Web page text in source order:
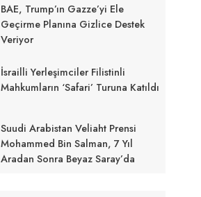
BAE, Trump’ın Gazze’yi Ele
Geçirme Planına Gizlice Destek
Veriyor
İsrailli Yerleşimciler Filistinli
Mahkumların ‘Safari’ Turuna Katıldı
Suudi Arabistan Veliaht Prensi
Mohammed Bin Salman, 7 Yıl
Aradan Sonra Beyaz Saray’da